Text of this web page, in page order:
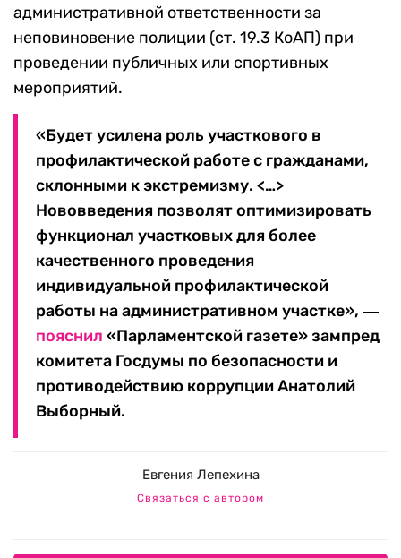
административной ответственности за
неповиновение полиции (ст. 19.3 КоАП) при
проведении публичных или спортивных
мероприятий.
«Будет усилена роль участкового в
профилактической работе с гражданами,
склонными к экстремизму. <…>
Нововведения позволят оптимизировать
функционал участковых для более
качественного проведения
индивидуальной профилактической
работы на административном участке», ―
пояснил «Парламентской газете» зампред
комитета Госдумы по безопасности и
противодействию коррупции Анатолий
Выборный.
Евгения Лепехина
Связаться с автором